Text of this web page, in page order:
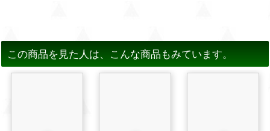
この商品を見た人は、こんな商品もみています。